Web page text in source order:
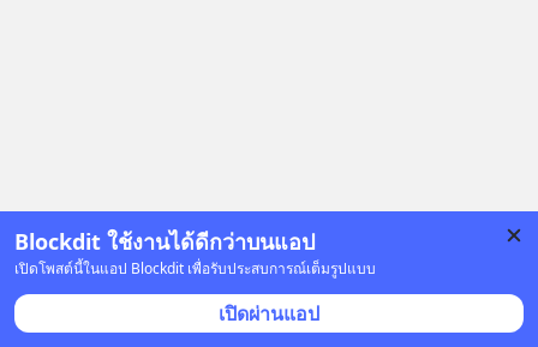
Blockdit ใช้งานได้ดีกว่าบนแอป
เปิดโพสต์นี้ในแอป Blockdit เพื่อรับประสบการณ์เต็มรูปแบบ
เปิดผ่านแอป